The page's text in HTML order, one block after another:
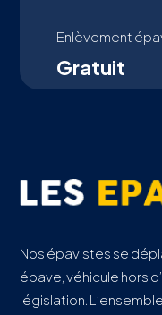
Enlèvement
Gratuit
Nos épavistes se
épave, véhicule hors
législation.